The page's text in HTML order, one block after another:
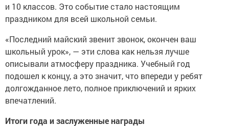
и 10 классов. Это событие стало настоящим
праздником для всей школьной семьи.
«Последний майский звенит звонок, окончен ваш
школьный урок», — эти слова как нельзя лучше
описывали атмосферу праздника. Учебный год
подошел к концу, а это значит, что впереди у ребят
долгожданное лето, полное приключений и ярких
впечатлений.
Итоги года и заслуженные награды